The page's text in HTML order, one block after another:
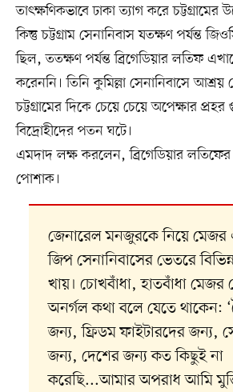
তাৎক্ষণিকভাবে ঢাকা ত্যাগ করে চট্টগ্রামের
কিন্তু চট্টগ্রাম সেনানিবাস যতক্ষণ পর্যন্ত
ছিল, ততক্ষণ পর্যন্ত ব্রিগেডিয়ার লতিফ
করেননি। তিনি কুমিল্লা সেনানিবাসে
চট্টগ্রামের দিকে চেয়ে চেয়ে অপেক্ষার
বিদ্রোহীদের পতন ঘটে।
এমদাদ লক্ষ করলেন, ব্রিগেডিয়ার
পোশাক।
জেনারেল মনজুরকে নিয়ে মেজর
জিপ সেনানিবাসের ভেতরে
খায়। চোখবাঁধা, হাতবাঁধা মেজর
অনর্গল কথা বলে যেতে থাকেন:
জন্য, ফ্রিডম ফাইটারদের জন্য,
জন্য, দেশের জন্য কত কিছুই না
করেছি...আমার অপরাধ আমি